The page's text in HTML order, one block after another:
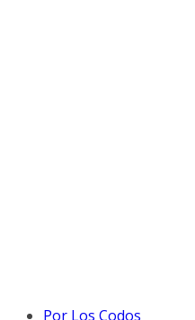
Por Los Codos